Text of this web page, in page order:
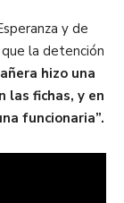
y de
la detención
hizo una
las fichas, y en
funcionaria”.